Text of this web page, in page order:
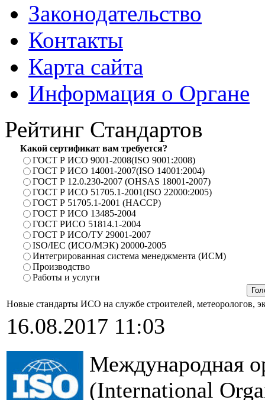
Законодательство
Контакты
Карта сайта
Информация о Органе
Рейтинг Стандартов
Какой сертификат вам требуется?
ГОСТ Р ИСО 9001-2008(ISO 9001:2008)
ГОСТ Р ИСО 14001-2007(ISO 14001:2004)
ГОСТ Р 12.0.230-2007 (OHSAS 18001-2007)
ГОСТ Р ИСО 51705.1-2001(ISO 22000:2005)
ГОСТ Р 51705.1-2001 (HACCP)
ГОСТ Р ИСО 13485-2004
ГОСТ РИСО 51814.1-2004
ГОСТ Р ИСО/ТУ 29001-2007
ISO/IEC (ИСО/МЭК) 20000-2005
Интегрированная система менеджмента (ИСМ)
Производство
Работы и услуги
Новые стандарты ИСО на службе строителей, метеорологов,
16.08.2017 11:03
Международная
(International